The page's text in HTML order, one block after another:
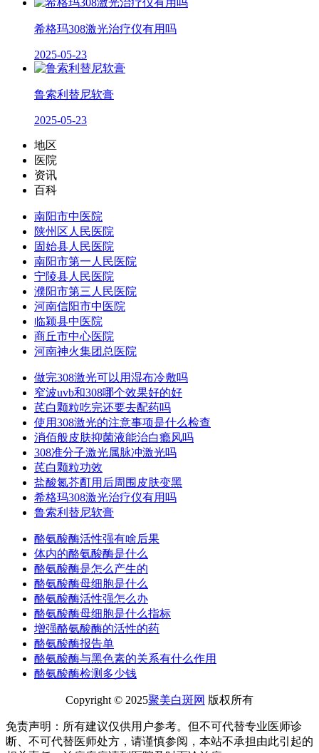
希格玛308激光治疗仪有用吗
2025-05-23
鲁索利替尼软膏
2025-05-23
地区
医院
资讯
百科
南阳市中医院
陕州区人民医院
固始县人民医院
南阳市第一人民医院
宁陵县人民医院
濮阳市第三人民医院
河南信阳市中医院
临颍县中医院
商丘市中心医院
河南神火集团总医院
做完308激光可以用湿布冷敷吗
窄波uvb和308哪个效果好的好
芪白颗粒吃完还要去配药吗
使用308激光的注意事项是什么检查
消佰般皮肤抑菌液能治白瘾风吗
308准分子激光属脉冲激光吗
芪白颗粒功效
盐酸氮芥酊用后周围皮肤变黑
希格玛308激光治疗仪有用吗
鲁索利替尼软膏
酪氨酸酶活性强有啥后果
体内的酪氨酸酶是什么
酪氨酸酶是怎么产生的
酪氨酸酶母细胞是什么
酪氨酸酶活性强怎么办
酪氨酸酶母细胞是什么指标
增强酪氨酸酶的活性的药
酪氨酸酶报告单
酪氨酸酶与黑色素的关系有什么作用
酪氨酸酶检测多少钱
Copyright © 2025聚美白斑网 版权所有
免责声明：所有建议仅供用户参考。但不可代替专业医师诊
断、不可代替医师处方，请谨慎参阅，本站不承担由此引起的